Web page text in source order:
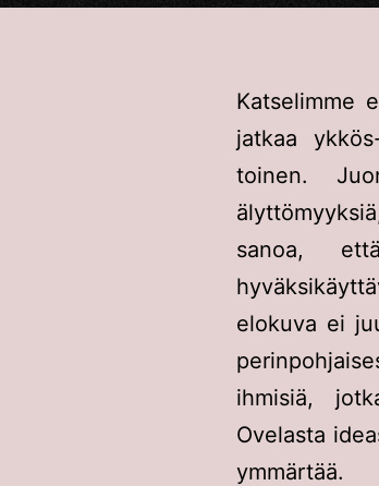
Katselimme
jatkaa
toinen.
sanoa,
elokuva ei
ihmisiä,
Ovelasta
ymmärtää.